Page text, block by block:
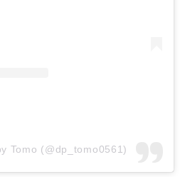
Tomo (@dp_tomo0561)